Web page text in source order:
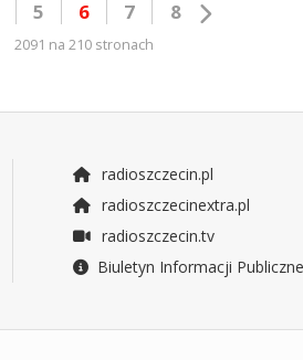
5 6 7 8
2091 na 210 stronach
radioszczecin.pl
radioszczecinextra.pl
radioszczecin.tv
Biuletyn Informacji